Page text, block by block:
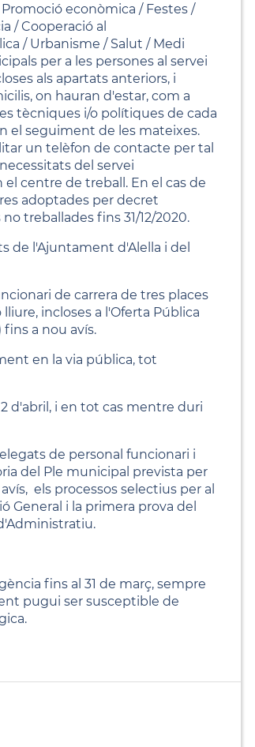
econòmica / Festes /
/ Cooperació al
/ Urbanisme / Salut / Medi
per a les persones al servei
als apartats anteriors, i
on hauran d'estar, com a
tècniques i/o polítiques de cada
el seguiment de les mateixes.
un telèfon de contacte per tal
del servei
centre de treball. En el cas de
adoptades per decret
treballades fins 31/12/2020.
de l'Ajuntament d'Alella i del
de carrera de tres places
incloses a l'Oferta Pública
fins a nou avís.
en la via pública, tot
d'abril, i en tot cas mentre duri
de personal funcionari i
del Ple municipal prevista per
els processos selectius per al
General i la primera prova del
fins al 31 de març, sempre
pugui ser susceptible de